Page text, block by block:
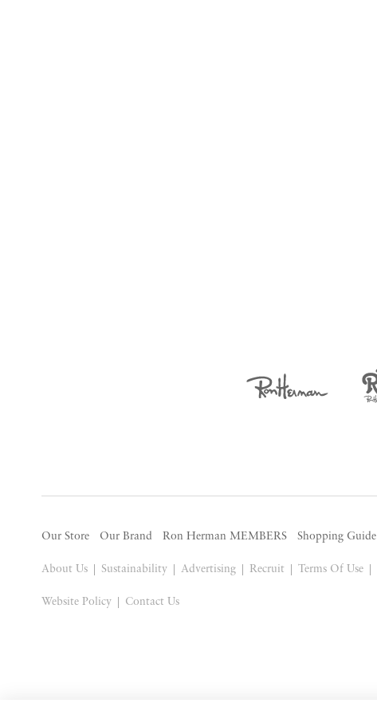
Our Store Our Brand Ron Herman MEMBERS Shopping Guide
About Us Sustainability Advertising Recruit Terms Of Use
Website Policy Contact Us